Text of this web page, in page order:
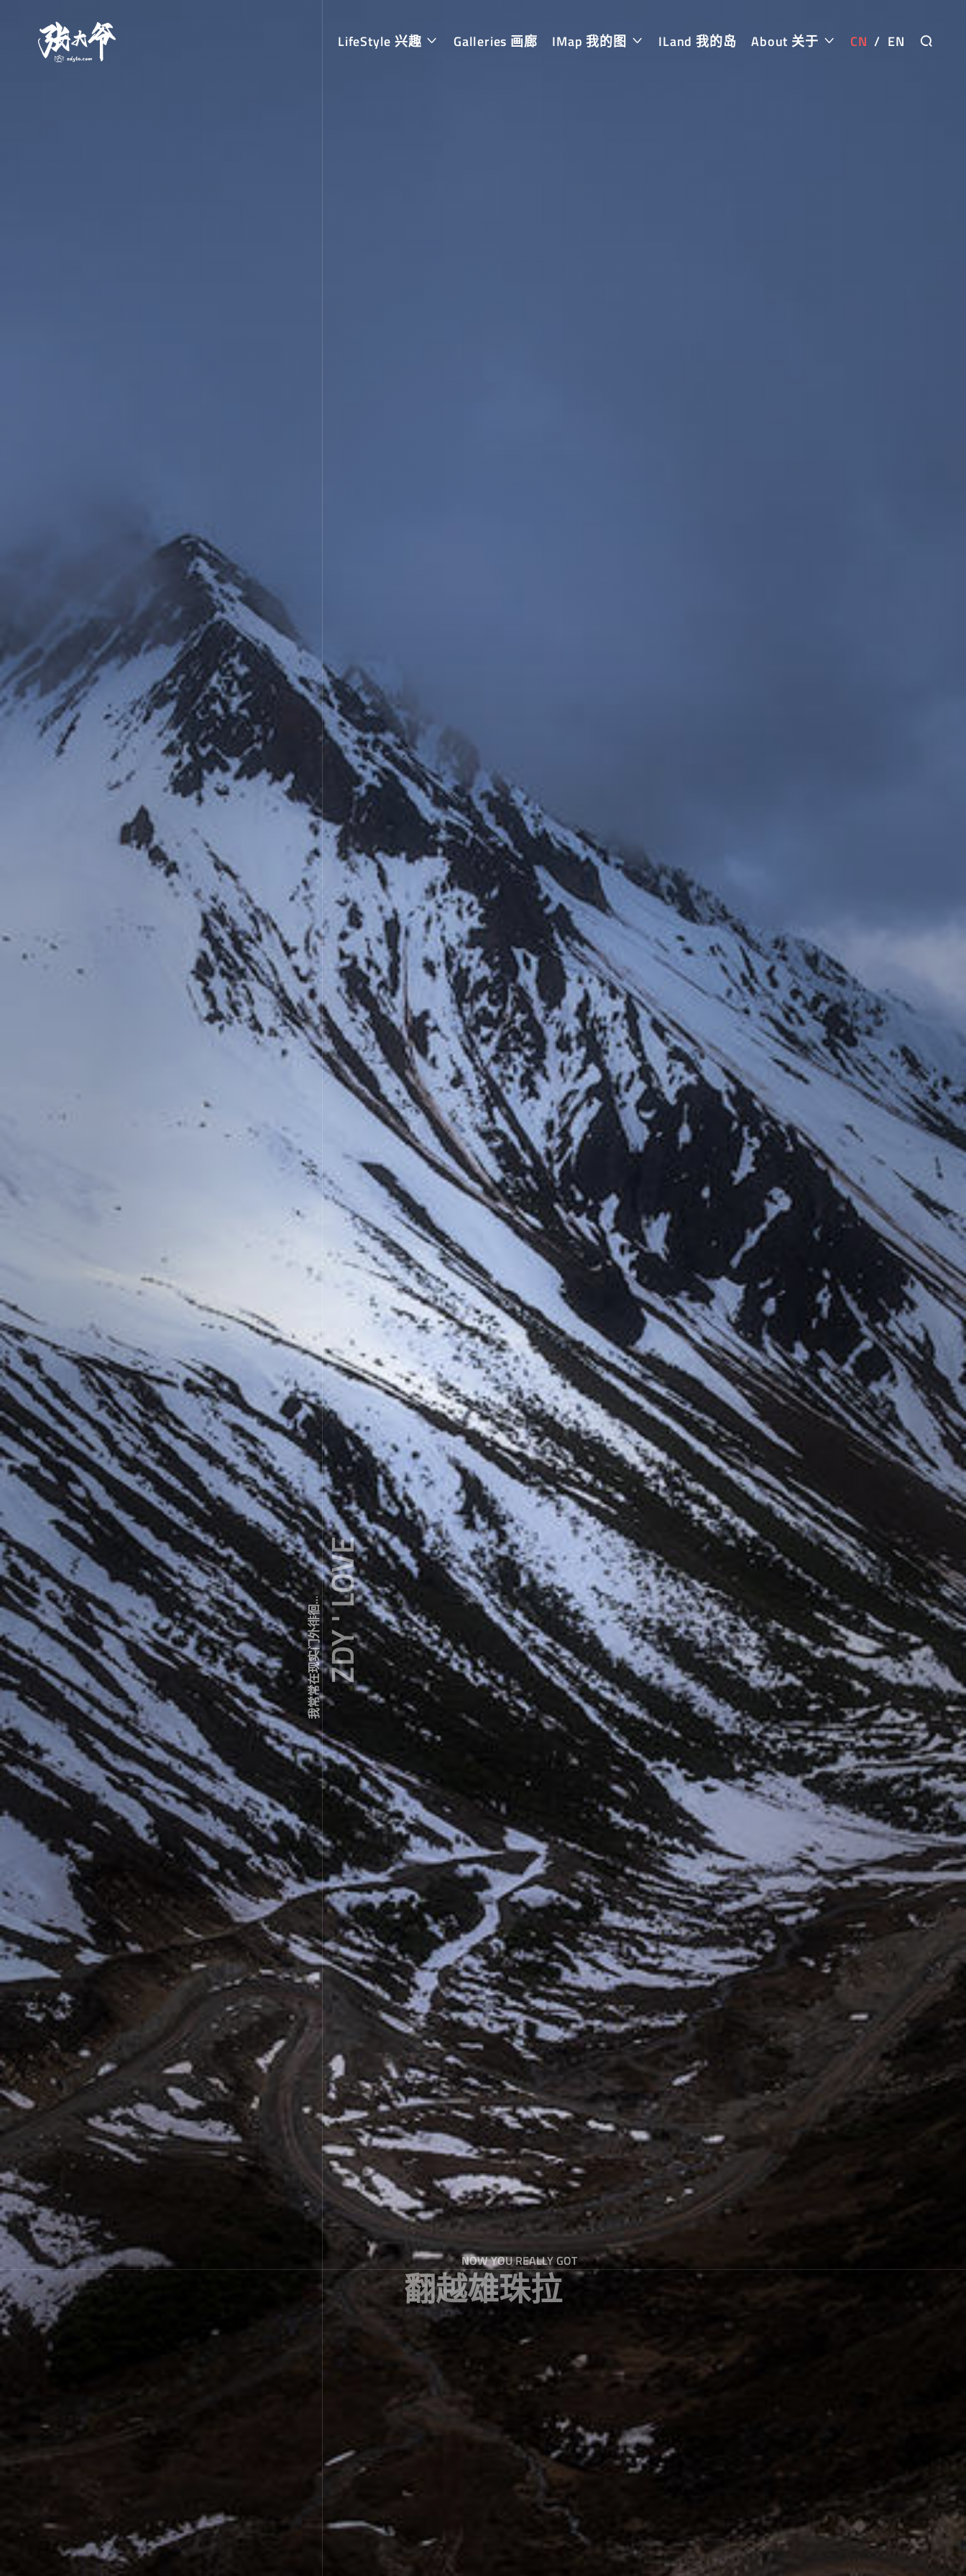
LifeStyle 兴趣 Galleries 画廊 IMap 我的图 ILand 我的岛 About 关于 CN / EN
我常常在现实门外徘徊...ZDY ' LOVE
NOW YOU REALLY GOT
翻越雄珠拉